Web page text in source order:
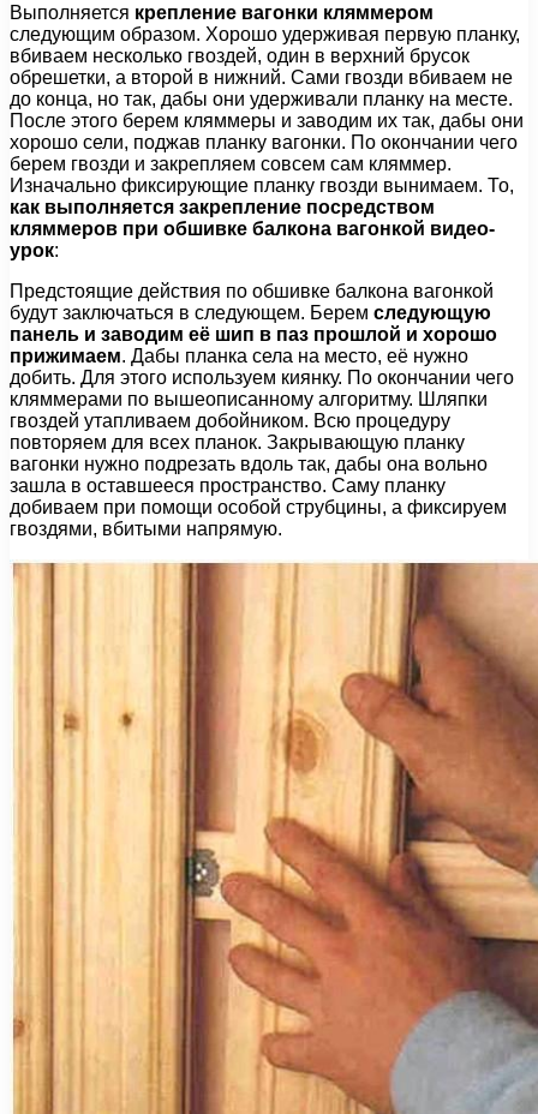
Выполняется крепление вагонки кляммером
следующим образом. Хорошо удерживая первую планку,
вбиваем несколько гвоздей, один в верхний брусок
обрешетки, а второй в нижний. Сами гвозди вбиваем не
до конца, но так, дабы они удерживали планку на месте.
После этого берем кляммеры и заводим их так, дабы они
хорошо сели, поджав планку вагонки. По окончании чего
берем гвозди и закрепляем совсем сам кляммер.
Изначально фиксирующие планку гвозди вынимаем. То,
как выполняется закрепление посредством
кляммеров при обшивке балкона вагонкой видео-
урок:
Предстоящие действия по обшивке балкона вагонкой
будут заключаться в следующем. Берем следующую
панель и заводим её шип в паз прошлой и хорошо
прижимаем. Дабы планка села на место, её нужно
добить. Для этого используем киянку. По окончании чего
кляммерами по вышеописанному алгоритму. Шляпки
гвоздей утапливаем добойником. Всю процедуру
повторяем для всех планок. Закрывающую планку
вагонки нужно подрезать вдоль так, дабы она вольно
зашла в оставшееся пространство. Саму планку
добиваем при помощи особой струбцины, а фиксируем
гвоздями, вбитыми напрямую.